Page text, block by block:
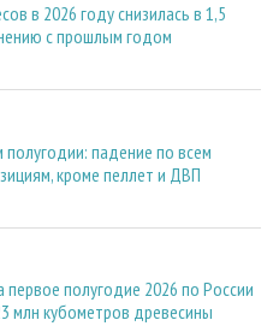
в 2026 году снизилась в 1,5
с прошлым годом
падение по всем
кроме пеллет и ДВП
первое полугодие 2026 по России
млн кубометров древесины